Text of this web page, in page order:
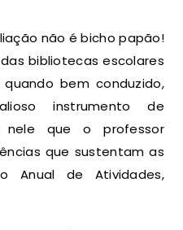
bibliotecas escolares
bem conduzido,
instrumento de
que o professor
que sustentam as
Anual de Atividades,